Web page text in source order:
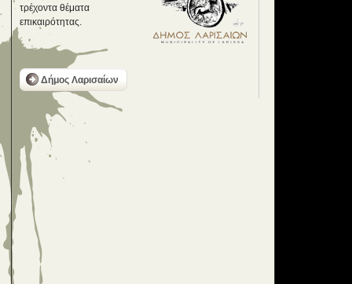
τρέχοντα θέματα
επικαιρότητας.
Δήμος Λαρισαίων